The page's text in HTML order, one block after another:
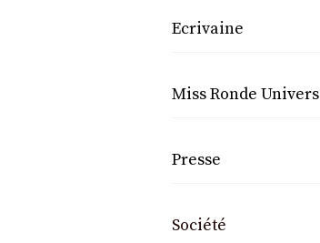
Ecrivaine
Miss Ronde Univers
Presse
Société